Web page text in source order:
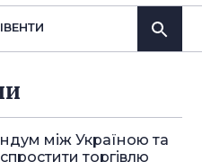
IВЕНТИ
між Україною та
торгівлю